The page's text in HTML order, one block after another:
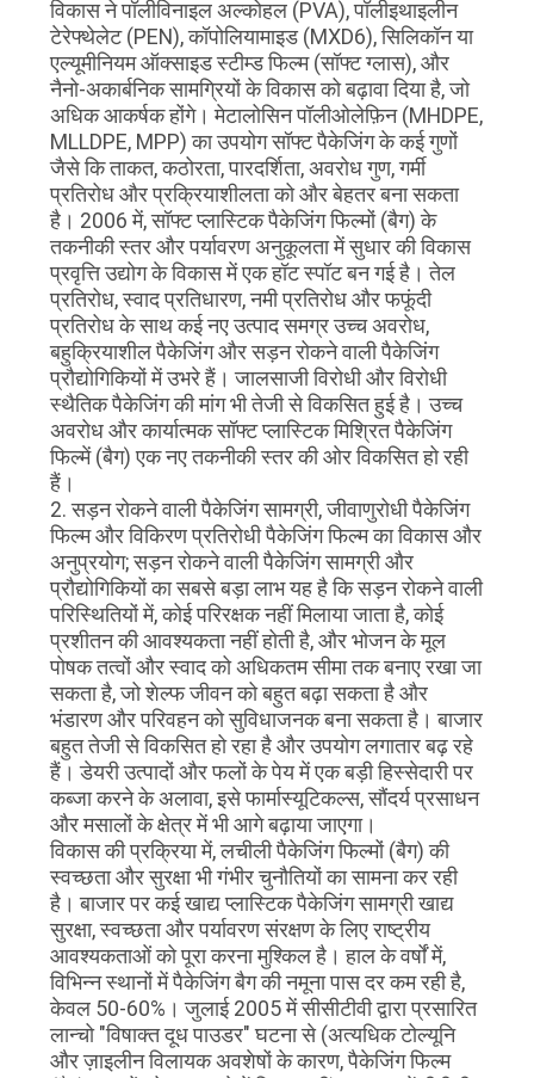
विकास ने पॉलीविनाइल अल्कोहल (PVA), पॉलीइथाइलीन
टेरेफ्थेलेट (PEN), कॉपोलियामाइड (MXD6), सिलिकॉन या
एल्यूमीनियम ऑक्साइड स्टीम्ड फिल्म (सॉफ्ट ग्लास), और
नैनो-अकार्बनिक सामग्रियों के विकास को बढ़ावा दिया है, जो
अधिक आकर्षक होंगे। मेटालोसिन पॉलीओलेफ़िन (MHDPE,
MLLDPE, MPP) का उपयोग सॉफ्ट पैकेजिंग के कई गुणों
जैसे कि ताकत, कठोरता, पारदर्शिता, अवरोध गुण, गर्मी
प्रतिरोध और प्रक्रियाशीलता को और बेहतर बना सकता
है। 2006 में, सॉफ्ट प्लास्टिक पैकेजिंग फिल्मों (बैग) के
तकनीकी स्तर और पर्यावरण अनुकूलता में सुधार की विकास
प्रवृत्ति उद्योग के विकास में एक हॉट स्पॉट बन गई है। तेल
प्रतिरोध, स्वाद प्रतिधारण, नमी प्रतिरोध और फफूंदी
प्रतिरोध के साथ कई नए उत्पाद समग्र उच्च अवरोध,
बहुक्रियाशील पैकेजिंग और सड़न रोकने वाली पैकेजिंग
प्रौद्योगिकियों में उभरे हैं। जालसाजी विरोधी और विरोधी
स्थैतिक पैकेजिंग की मांग भी तेजी से विकसित हुई है। उच्च
अवरोध और कार्यात्मक सॉफ्ट प्लास्टिक मिश्रित पैकेजिंग
फिल्में (बैग) एक नए तकनीकी स्तर की ओर विकसित हो रही
हैं।
2. सड़न रोकने वाली पैकेजिंग सामग्री, जीवाणुरोधी पैकेजिंग
फिल्म और विकिरण प्रतिरोधी पैकेजिंग फिल्म का विकास और
अनुप्रयोग; सड़न रोकने वाली पैकेजिंग सामग्री और
प्रौद्योगिकियों का सबसे बड़ा लाभ यह है कि सड़न रोकने वाली
परिस्थितियों में, कोई परिरक्षक नहीं मिलाया जाता है, कोई
प्रशीतन की आवश्यकता नहीं होती है, और भोजन के मूल
पोषक तत्वों और स्वाद को अधिकतम सीमा तक बनाए रखा जा
सकता है, जो शेल्फ जीवन को बहुत बढ़ा सकता है और
भंडारण और परिवहन को सुविधाजनक बना सकता है। बाजार
बहुत तेजी से विकसित हो रहा है और उपयोग लगातार बढ़ रहे
हैं। डेयरी उत्पादों और फलों के पेय में एक बड़ी हिस्सेदारी पर
कब्जा करने के अलावा, इसे फार्मास्यूटिकल्स, सौंदर्य प्रसाधन
और मसालों के क्षेत्र में भी आगे बढ़ाया जाएगा।
विकास की प्रक्रिया में, लचीली पैकेजिंग फिल्मों (बैग) की
स्वच्छता और सुरक्षा भी गंभीर चुनौतियों का सामना कर रही
है। बाजार पर कई खाद्य प्लास्टिक पैकेजिंग सामग्री खाद्य
सुरक्षा, स्वच्छता और पर्यावरण संरक्षण के लिए राष्ट्रीय
आवश्यकताओं को पूरा करना मुश्किल है। हाल के वर्षों में,
विभिन्न स्थानों में पैकेजिंग बैग की नमूना पास दर कम रही है,
केवल 50-60%। जुलाई 2005 में सीसीटीवी द्वारा प्रसारित
लान्चो "विषाक्त दूध पाउडर" घटना से (अत्यधिक टोल्यूनि
और ज़ाइलीन विलायक अवशेषों के कारण, पैकेजिंग फिल्म